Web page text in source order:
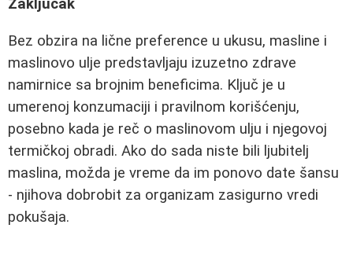
Zaključak
Bez obzira na lične preference u ukusu, masline i
maslinovo ulje predstavljaju izuzetno zdrave
namirnice sa brojnim beneficima. Ključ je u
umerenoj konzumaciji i pravilnom korišćenju,
posebno kada je reč o maslinovom ulju i njegovoj
termičkoj obradi. Ako do sada niste bili ljubitelj
maslina, možda je vreme da im ponovo date šansu
- njihova dobrobit za organizam zasigurno vredi
pokušaja.